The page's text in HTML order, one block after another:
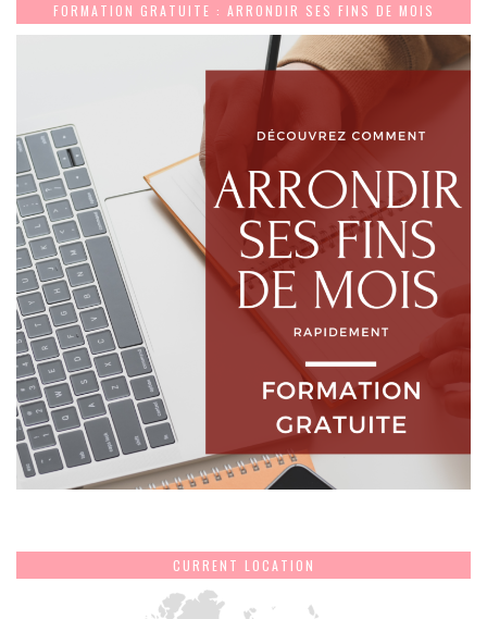
FORMATION GRATUITE : ARRONDIR SES FINS DE MOIS
CURRENT LOCATION